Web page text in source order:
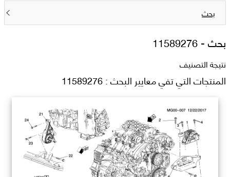
بحث
بحث -11589276
نتيجة التصنيف
المنتجات التي تفي معايير البحث : 11589276